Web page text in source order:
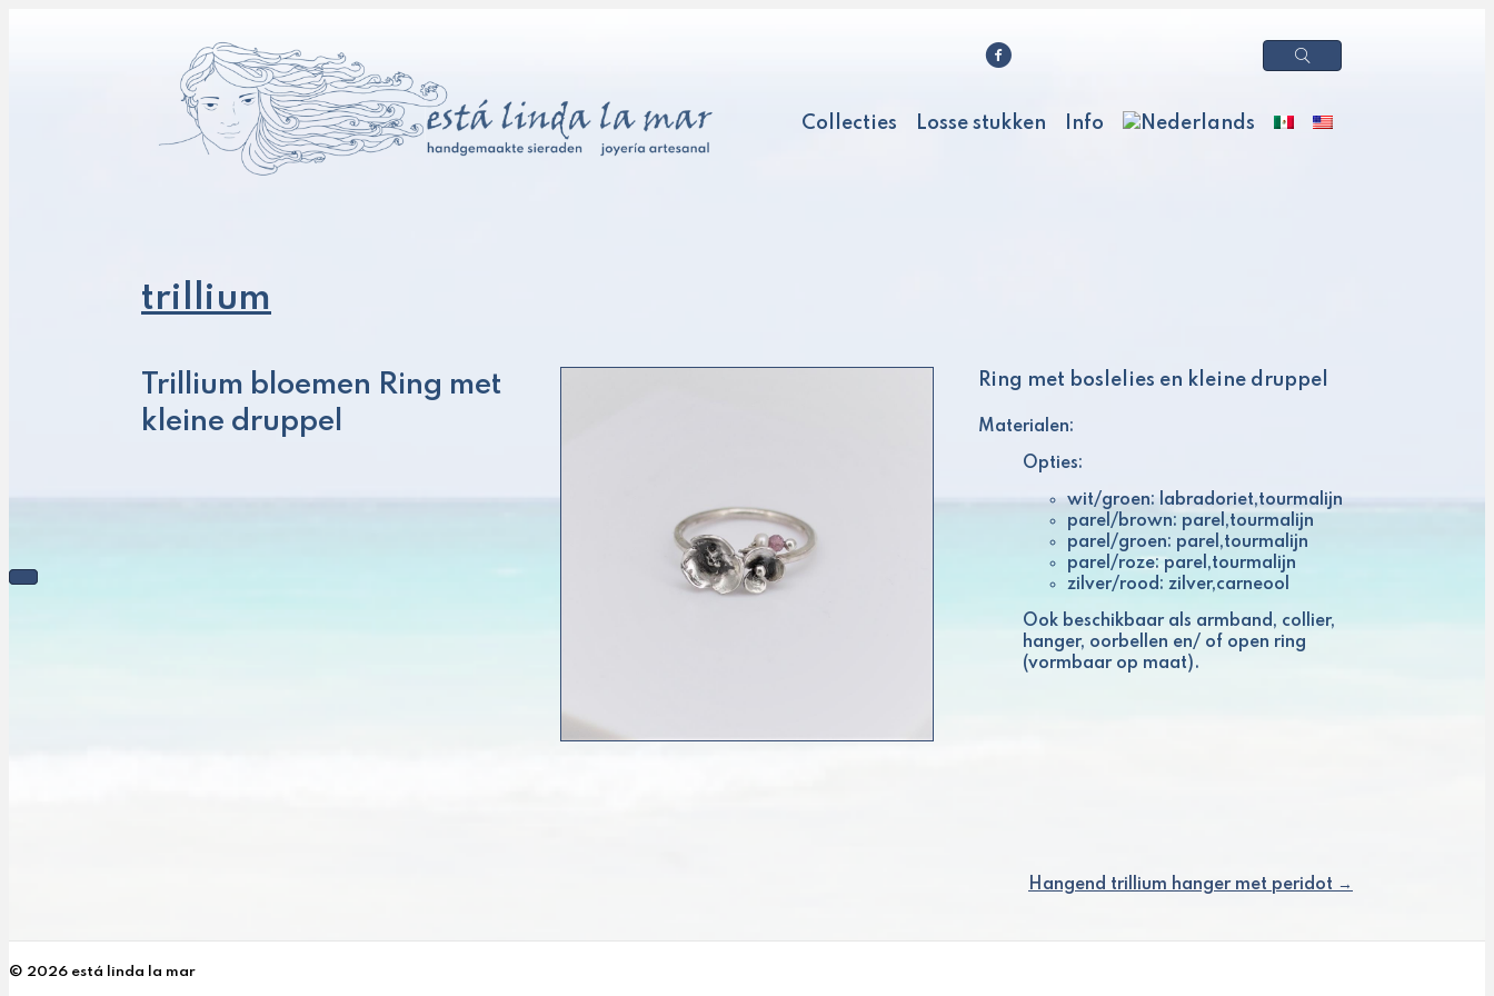
Collecties Losse stukken Info
trillium
Trillium bloemen Ring met
kleine druppel
Ring met boslelies en kleine druppel
Materialen:
Opties:
wit/groen: labradoriet,tourmalijn
parel/brown: parel,tourmalijn
parel/groen: parel,tourmalijn
parel/roze: parel,tourmalijn
zilver/rood: zilver,carneool
Ook beschikbaar als armband, collier,
hanger, oorbellen en/ of open ring
(vormbaar op maat).
navigation
Hangend trillium hanger met peridot →
© 2026 está linda la mar